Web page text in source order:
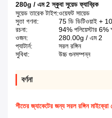
280g / এম 2 স্কুবা সুয়েড ফ্যাব্রিক
সুয়েড তারেক টাইপ:ওয়েফট সায়েড
সুতা গণনা:
75 ডি ডিটিওয়াই +
রচনা:
94% পলিয়েস্টার 6%
ওজন:
280.00g / এম 2
প্যাটার্ন:
সরল রঙ্গিন
সুবিধা:
উচ্চ গুনসম্পন্ন
বর্ণনা
শীতের জ্যাকেটের জন্য সরল রঙ্গিন মাইক্রো